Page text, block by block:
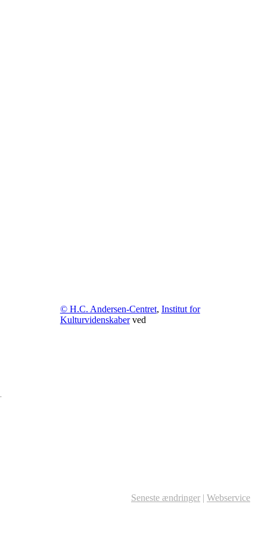
© H.C. Andersen-Centret, Institut for
Kulturvidenskaberved
Seneste ændringer | Webservice